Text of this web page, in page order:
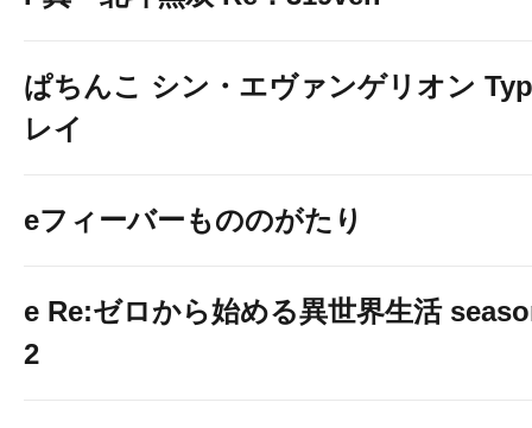
ぱちんこ シン・エヴァンゲリオン
レイ
eフィーバーもののがたり
e Re:ゼロから始める異世界生活
2